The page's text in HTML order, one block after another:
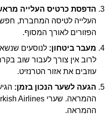
הדפסת כרטיס העלייה
הפזורים לאורך המסוף.
מעבר ביטחון: לנוסעים
לרוב אין צורך לעבור שוב
עוזבים את אזור הטרנזיט.
הגעה לשער הנכון בזמן:
ההמראה.